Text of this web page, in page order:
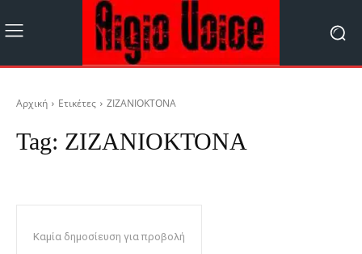
Αρχική Ετικέτες ΖΙΖΑΝΙΟΚΤΟΝΑ
Tag: ΖΙΖΑΝΙΟΚΤΟΝΑ
Καμία δημοσίευση για προβολή